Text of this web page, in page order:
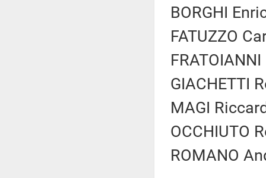
BORGHI
FATUZZO
GIACHETTI
MAGI
OCCHIUTO
ROMANO